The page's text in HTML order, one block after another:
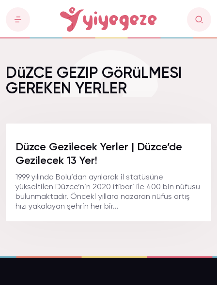
DüZCE GEZIP GöRüLMESI
GEREKEN YERLER
Düzce Gezilecek Yerler | Düzce’de
Gezilecek 13 Yer!
1999 yılında Bolu’dan ayrılarak il statüsüne
yükseltilen Düzce’nin 2020 itibari ile 400 bin nüfusu
bulunmaktadır. Önceki yıllara nazaran nüfus artış
hızı yakalayan şehrin her bir...